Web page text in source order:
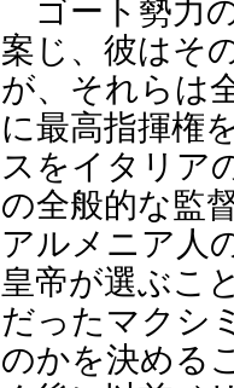
ゴート勢力
案じ、彼はそ
が、それらは
に最高指揮権
スをイタリア
の全般的な監
アルメニア人
皇帝が選ぶこ
だったマクシ
のかを決める